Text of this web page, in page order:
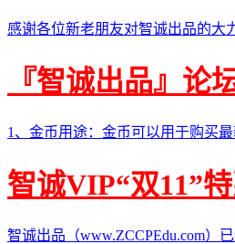
感谢各位新老朋友对智诚出品的大
『智诚出品』论
1、金币用途：金币可以用于购买
智诚VIP“双11”
智诚出品（www.ZCCPEdu.com）